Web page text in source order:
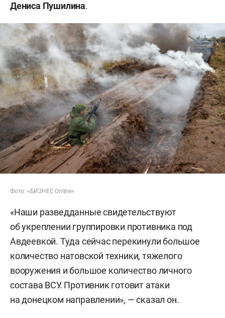
Дениса Пушилина.
Фото: «БИЗНЕС Online»
«Наши разведданные свидетельствуют
об укреплении группировки противника под
Авдеевкой. Туда сейчас перекинули большое
количество натовской техники, тяжелого
вооружения и большое количество личного
состава ВСУ. Противник готовит атаки
на донецком направлении», — сказал он.